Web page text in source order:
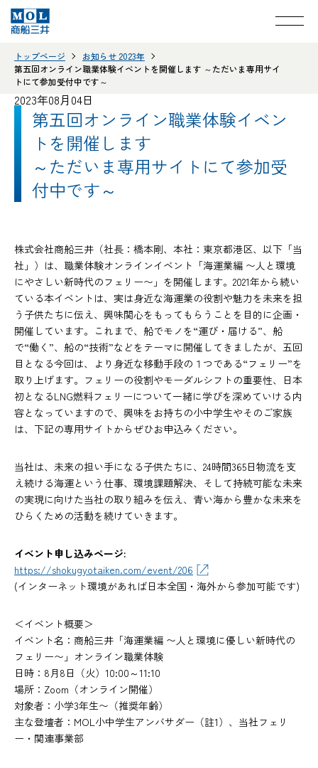
トップページ
お知らせ 2023年
第五回オンライン職業体験イベントを開催します ～ただいま専用サイ
トにて参加受付中です～
2023年08月04日
第五回オンライン職業体験イベン
トを開催します
～ただいま専用サイトにて参加受
付中です～
株式会社商船三井（社長：橋本剛、本社：東京都港区、以下「当
社」）は、職業体験オンラインイベント「海運業編 〜人と環境
にやさしい新時代のフェリー〜」を開催します。2021年から続い
ている本イベントは、実は身近な海運業の役割や魅力を未来を担
う子供たちに伝え、興味関心をもってもらうことを目的に企画・
開催しています。これまで、船でモノを“運び・届ける”、船
で“働く”、船の“技術”などをテーマに開催してきましたが、五回
目となる今回は、より身近な移動手段の１つである“フェリー”を
取り上げます。フェリーの役割やモーダルシフトの重要性、日本
初となるLNG燃料フェリーについて一緒に学びを深めていける内
容となっていますので、興味をお持ちの小中学生やそのご家族
は、下記の専用サイトからぜひお申込みください。
当社は、未来の担い手になる子供たちに、24時間365日物流を支
え続ける海運という仕事、環境課題解決、そして持続可能な未来
の実現に向けた当社の取り組みを伝え、青い海から豊かな未来を
ひらくための活動を続けていきます。
イベント申し込みページ:
https://shokugyotaiken.com/event/206
(インターネット環境があれば日本全国・海外から参加可能です)
＜イベント概要＞
イベント名：商船三井「海運業編 〜人と環境に優しい新時代の
フェリー〜」オンライン職業体験
日時：8月8日（火）10:00～11:10
場所：Zoom（オンライン開催）
対象者：小学3年生〜（推奨年齢）
主な登壇者：MOL小中学生アンバサダー（註1）、当社フェリ
ー・関連事業部